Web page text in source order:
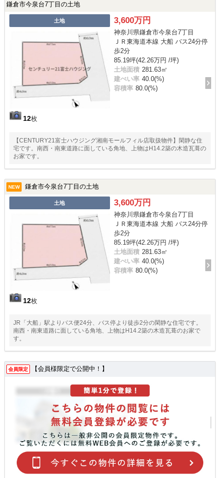
鎌倉市今泉台7丁目の土地
土地
12枚
3,600万円
神奈川県鎌倉市今泉台7丁目
ＪＲ東海道本線 大船 バス24分停
歩2分
85.19坪(42.26万円 /坪)
土地面積 281.63㎡
建ぺい率 40.0(%)
容積率 80.0(%)
【CENTURY21富士ハウジング湘南モールフィル店取扱物件】閑静な住
宅です。南西・南東道路に面している角地、上物はH14.2築の木造瓦葺の
お家です。
NEW 鎌倉市今泉台7丁目の土地
土地
12枚
3,600万円
神奈川県鎌倉市今泉台7丁目
ＪＲ東海道本線 大船 バス24分停
歩2分
85.19坪(42.26万円 /坪)
土地面積 281.63㎡
建ぺい率 40.0(%)
容積率 80.0(%)
JR「大船」駅よりバス便24分、バス停より徒歩2分の閑静な住宅です。
南西・南東道路に面している角地、上物はH14.2築の木造瓦葺のお家で
す。
会員限定 【会員様限定で公開中！】